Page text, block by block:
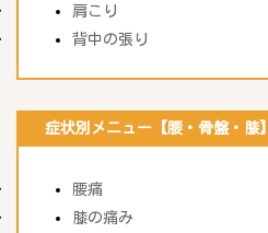
肩こり
背中の張り
症状別メニュー【腰・骨盤・膝】
腰痛
膝の痛み